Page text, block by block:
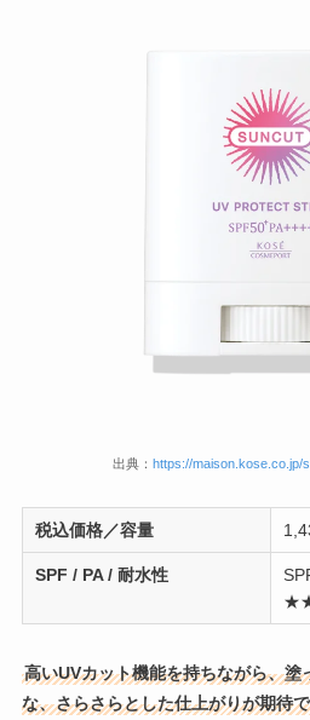
出典： https://maison.kose.co.jp/
税込価格／容量
SPF / PA / 耐水性
★★
高いUVカット機能を持ちながら、塗
な、さらさらとした仕上がりが期待